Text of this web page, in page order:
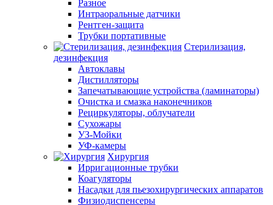
Разное
Интраоральные датчики
Рентген-защита
Трубки портативные
Стерилизация,
дезинфекция
Автоклавы
Дистилляторы
Запечатывающие устройства (ламинаторы)
Очистка и смазка наконечников
Рециркуляторы, облучатели
Сухожары
УЗ-Мойки
УФ-камеры
Хирургия
Ирригационные трубки
Коагуляторы
Насадки для пьезохирургических аппаратов
Физиодиспенсеры